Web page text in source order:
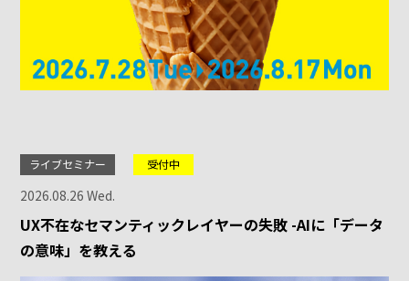
ライブセミナー 受付中
2026.08.26 Wed.
UX不在なセマンティックレイヤーの失敗 -AIに「データ
の意味」を教える